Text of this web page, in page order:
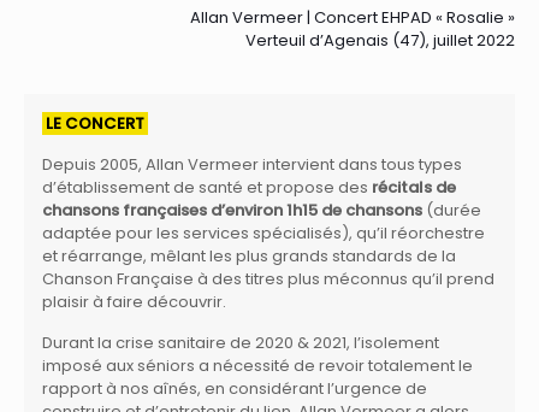
Allan Vermeer | Concert EHPAD « Rosalie »
Verteuil d’Agenais (47), juillet 2022
LE CONCERT
Depuis 2005, Allan Vermeer intervient dans tous types
d’établissement de santé et propose des récitals de
chansons françaises d’environ 1h15 de chansons (durée
adaptée pour les services spécialisés), qu’il réorchestre
et réarrange, mêlant les plus grands standards de la
Chanson Française à des titres plus méconnus qu’il prend
plaisir à faire découvrir.
Durant la crise sanitaire de 2020 & 2021, l’isolement
imposé aux séniors a nécessité de revoir totalement le
rapport à nos aînés, en considérant l’urgence de